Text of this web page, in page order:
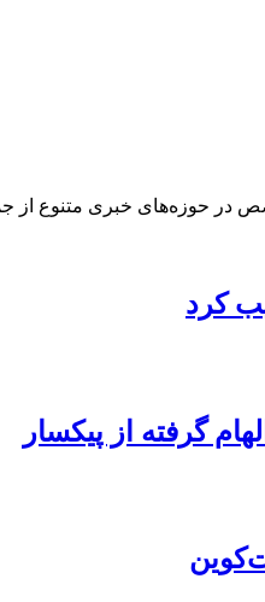
در حوزه‌های خبری متنوع
کرد
گرفته از پیکسار